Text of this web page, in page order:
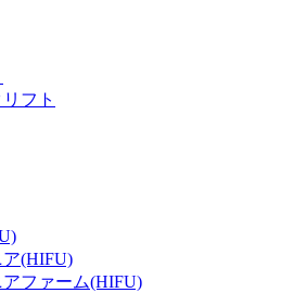
フト
(HIFU)
ファーム(HIFU)